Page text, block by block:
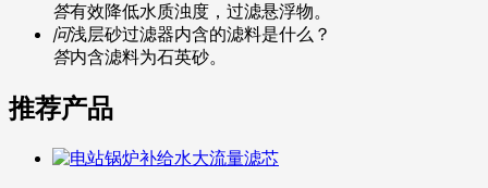
答有效降低水质浊度，过滤悬浮物。
问浅层砂过滤器内含的滤料是什么？
答内含滤料为石英砂。
推荐产品